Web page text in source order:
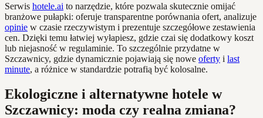
Serwis hotele.ai to narzędzie, które pozwala skutecznie omijać
branżowe pułapki: oferuje transparentne porównania ofert, analizuje
opinie w czasie rzeczywistym i prezentuje szczegółowe zestawienia
cen. Dzięki temu łatwiej wyłapiesz, gdzie czai się dodatkowy koszt
lub niejasność w regulaminie. To szczególnie przydatne w
Szczawnicy, gdzie dynamicznie pojawiają się nowe oferty i last
minute, a różnice w standardzie potrafią być kolosalne.
Ekologiczne i alternatywne hotele w
Szczawnicy: moda czy realna zmiana?